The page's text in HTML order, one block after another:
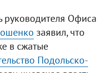
руководителя Офиса
заявил, что
в сжатые
Подольско-